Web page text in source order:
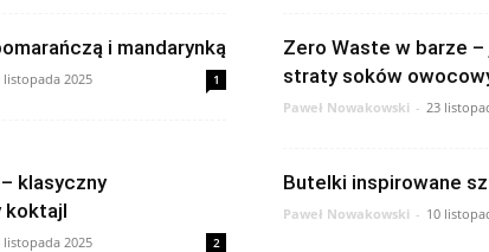
i mandarynką
listopada 2025 1
Zero Waste w barze
straty soków
Paweł Nowakowski - 23
klasyczny
koktajl
listopada 2025 2
Butelki inspirowane
Paweł Nowakowski - 10